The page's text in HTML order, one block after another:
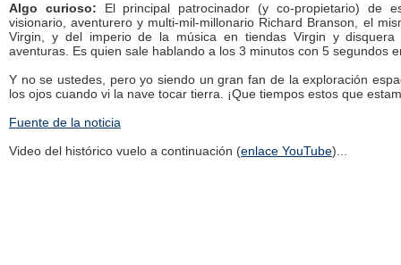
Algo curioso: El principal patrocinador (y co-propietario) de
visionario, aventurero y multi-mil-millonario Richard Branson, el
Virgin, y del imperio de la música en tiendas Virgin y disquera
aventuras. Es quien sale hablando a los 3 minutos con 5 segundos
Y no se ustedes, pero yo siendo un gran fan de la exploración
los ojos cuando vi la nave tocar tierra. ¡Que tiempos estos que
Fuente de la noticia
Video del histórico vuelo a continuación (enlace YouTube)...